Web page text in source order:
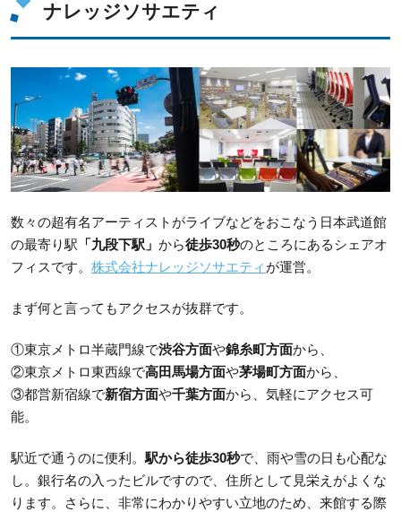
ナレッジソサエティ
数々の超有名アーティストがライブなどをおこなう日本武道館
の最寄り駅 「九段下駅」 から徒歩30秒のところにあるシェアオ
フィスです。 株式会社ナレッジソサエティ が運営。
まず何と言ってもアクセスが抜群です。
①東京メトロ半蔵門線で渋谷方面や錦糸町方面から、
②東京メトロ東西線で高田馬場方面や茅場町方面から、
③都営新宿線で新宿方面や千葉方面から、気軽にアクセス可
能。
駅近で通うのに便利。駅から徒歩30秒で、雨や雪の日も心配な
し。銀行名の入ったビルですので、住所として見栄えがよくな
ります。さらに、非常にわかりやすい立地のため、来館する際